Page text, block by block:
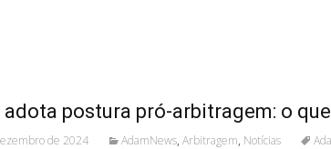
adota postura pró-arbitragem: o
de 2024 AdamNews, Arbitragem, Notícias